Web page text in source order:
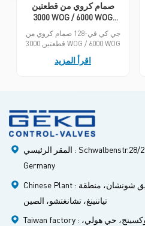
صمام كروي من قطعتين
3000 WOG / 6000 WOG
طرف الخيط
جي كي في-128 صمام كروي من
قطعتين 3000 WOG / 6000 WOG
طرف الخيط توفر حلاً اقتصاديًا
لضمان إغلاق خالٍ من التسرب
تصنيع عالية جدًا، مما يضمن إغلاقًا
محكمًا. تم تصميم صمامات
سلسلة GKV-128 خصيصًا لصناعة
العمليات وتعمل بشكل جيد في
التطبيقات ذات الضغط العالي.
اقرأ المزيد
المقر الرئيسي : Schwalbenstr.28/2 70794 Filderstadt
Germany
Chinese Plant : مبنى. رقم 11، رقم 67 طريق شونشان، منطقة
تياننينغ، تشانغتشو، الصين
Taiwan factory : رقم ١٠، الخط ٣٦، شارع فوكسينج، حي هولي،